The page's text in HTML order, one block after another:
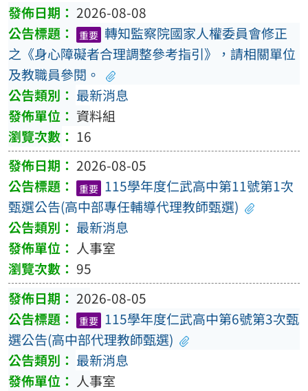
2026-08-08
重要 轉知監察院國家人權委員會修正
之《身心障礙者合理調整參考指引》，請相關單位
及教職員參閱。
最新消息
資料組
16
2026-08-05
重要 115學年度仁武高中第11號第1次
甄選公告(高中部專任輔導代理教師甄選)
最新消息
人事室
95
2026-08-05
重要 115學年度仁武高中第6號第3次甄
選公告(高中部代理教師甄選)
最新消息
人事室